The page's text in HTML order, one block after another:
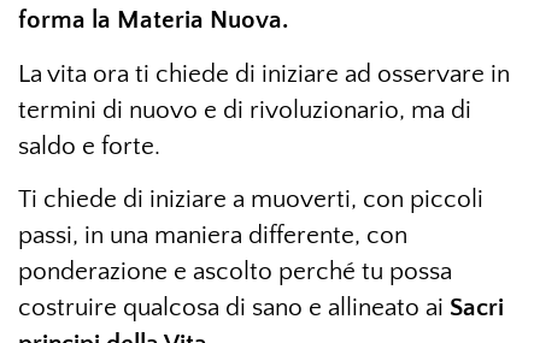
forma la Materia Nuova.
La vita ora ti chiede di iniziare ad osservare in
termini di nuovo e di rivoluzionario, ma di
saldo e forte.
Ti chiede di iniziare a muoverti, con piccoli
passi, in una maniera differente, con
ponderazione e ascolto perché tu possa
costruire qualcosa di sano e allineato ai Sacri